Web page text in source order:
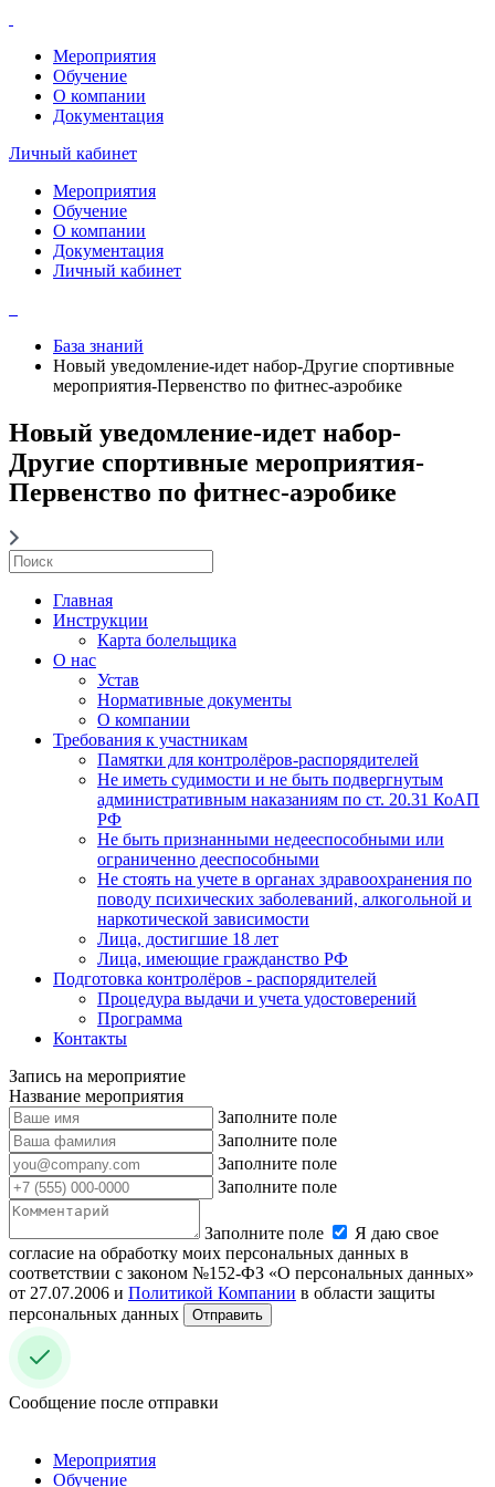
Мероприятия
Обучение
О компании
Документация
Личный кабинет
Мероприятия
Обучение
О компании
Документация
Личный кабинет
База знаний
Новый уведомление-идет набор-Другие спортивные
мероприятия-Первенство по фитнес-аэробике
Новый уведомление-идет набор-
Другие спортивные мероприятия-
Первенство по фитнес-аэробике
Главная
Инструкции
Карта болельщика
О нас
Устав
Нормативные документы
О компании
Требования к участникам
Памятки для контролёров-распорядителей
Не иметь судимости и не быть подвергнутым
административным наказаниям по ст. 20.31 КоАП
РФ
Не быть признанными недееспособными или
ограниченно дееспособными
Не стоять на учете в органах здравоохранения по
поводу психических заболеваний, алкогольной и
наркотической зависимости
Лица, достигшие 18 лет
Лица, имеющие гражданство РФ
Подготовка контролёров - распорядителей
Процедура выдачи и учета удостоверений
Программа
Контакты
Запись на мероприятие
Название мероприятия
Заполните поле
Заполните поле
Заполните поле
Заполните поле
Заполните поле
Я даю свое
согласие на обработку моих персональных данных в
соответствии с законом №152-ФЗ «О персональных данных»
от 27.07.2006 и Политикой Компании в области защиты
персональных данных
Отправить
Сообщение после отправки
Мероприятия
Обучение